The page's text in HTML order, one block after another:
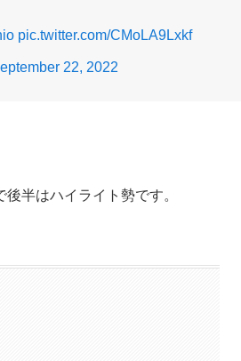
pic.twitter.com/CMoLA9Lxkf
22, 2022
半はハイライト勢です。